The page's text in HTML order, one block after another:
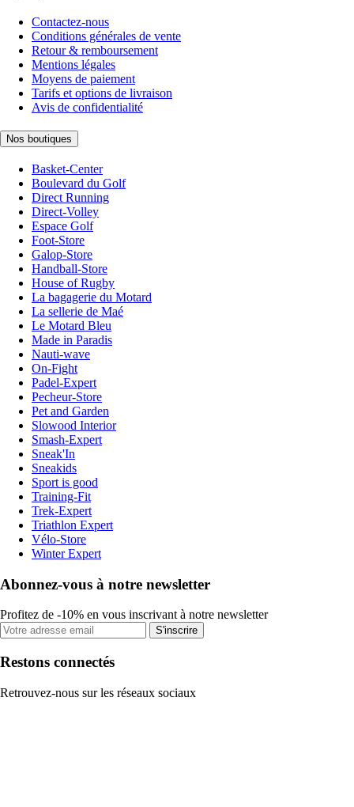
Contactez-nous
Conditions générales de vente
Retour & remboursement
Mentions légales
Moyens de paiement
Tarifs et options de livraison
Avis de confidentialité
Nos boutiques
Basket-Center
Boulevard du Golf
Direct Running
Direct-Volley
Espace Golf
Foot-Store
Galop-Store
Handball-Store
House of Rugby
La bagagerie du Motard
La sellerie de Maé
Le Motard Bleu
Made in Paradis
Nauti-wave
On-Fight
Padel-Expert
Pecheur-Store
Pet and Garden
Slowood Interior
Smash-Expert
Sneak'In
Sneakids
Sport is good
Training-Fit
Trek-Expert
Triathlon Expert
Vélo-Store
Winter Expert
Abonnez-vous à notre newsletter
Profitez de -10% en vous inscrivant à notre newsletter
S'inscrire
Restons connectés
Retrouvez-nous sur les réseaux sociaux